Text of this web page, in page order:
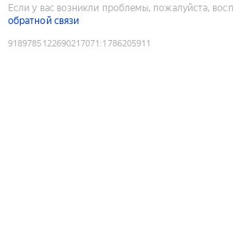
Если у вас возникли проблемы, пожалуйста,
обратной связи
9189785122690217071 :1786205911